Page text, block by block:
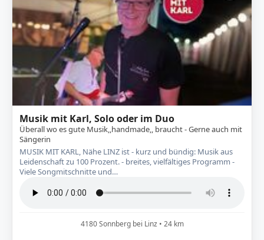
Musik mit Karl, Solo oder im Duo
Überall wo es gute Musik,,handmade,, braucht - Gerne auch mit
Sängerin
MUSIK MIT KARL, Nähe LINZ ist - kurz und bündig: Musik aus
Leidenschaft zu 100 Prozent. - breites, vielfältiges Programm -
Viele Songmitschnitte und…
4180 Sonnberg bei Linz • 24 km